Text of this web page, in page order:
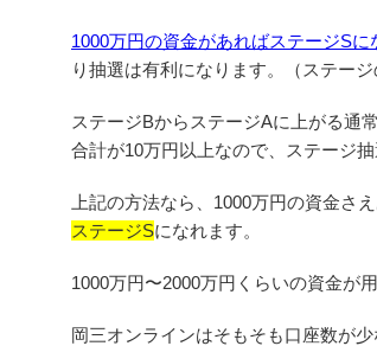
1000万円の資金があればステージSに
り抽選は有利になります。（ステー
ステージBからステージAに上がる通
合計が10万円以上なので、ステージ
上記の方法なら、1000万円の資金さ
ステージSになれます。
1000万円〜2000万円くらいの資金が
岡三オンラインはそもそも口座数が